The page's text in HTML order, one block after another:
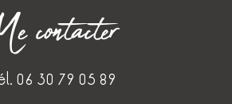
contacter
06 30 79 05 89